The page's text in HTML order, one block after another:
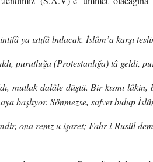
ya ıstıfâ bulacak. İslâm’a karşı
purutluğa (Protestanlığa) tâ geldi,
mutlak dalâle düştü. Bir kısmı
başlıyor. Sönmezse, safvet bulup
ona remz u işaret; Fahr-i Rusül